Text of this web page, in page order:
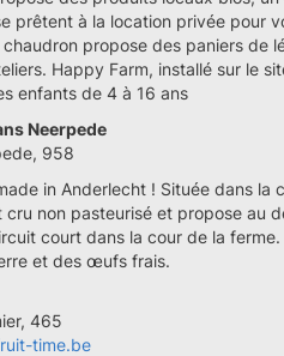
prêtent à la location privée pour
propose des paniers de
Happy Farm, installé sur le
enfants de 4 à 16 ans
Neerpede
958
in Anderlecht ! Située dans
cru non pasteurisé et propose au
court dans la cour de la
et des œufs frais.
465
time.be